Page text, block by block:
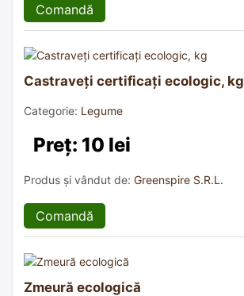
Comandă
Castraveți certificați ecologic, kg
Categorie: Legume
Preț: 10 lei
Produs și vândut de: Greenspire S.R.L.
Comandă
Zmeură ecologică